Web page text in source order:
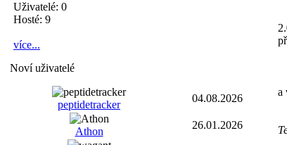
Uživatelé: 0
Hosté: 9
více...
Noví uživatelé
peptidetracker
04.08.2026
Athon
26.01.2026
a